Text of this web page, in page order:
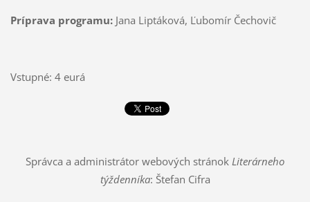
Príprava programu:Jana Liptáková, Ľubomír Čechovič
Vstupné: 4 eurá
Správca a administrátor webových stránok Literárneho
týždenníka: Štefan Cifra